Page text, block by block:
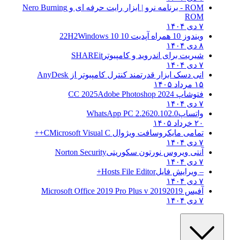
ROM - برنامه نرو | ابزار رایت حرفه ای و
Nero Burning
ROM
ویندوز 10 همراه آپدیت 10 22H2
Windows 10
شیریت برای اندروید و کامپیوترSHAREit
انی دسک ابزار قدرتمند کنترل کامپیوتر ازAnyDesk
۱۵ مرداد ۱۴۰۵
فتوشاپ CC 2025Adobe Photoshop 2024
واتساپWhatsApp PC 2.2620.102.0
۲۰ خرداد ۱۴۰۵
تمامی مایکروسافت ویژوال C Microsoft Visual C++
آنتی ویروس نورتون سکوریتیNorton Security
– ویرایش فایلHosts File Editor+
آفیس 2019 2019 Microsoft Office 2019 Pro Plus v